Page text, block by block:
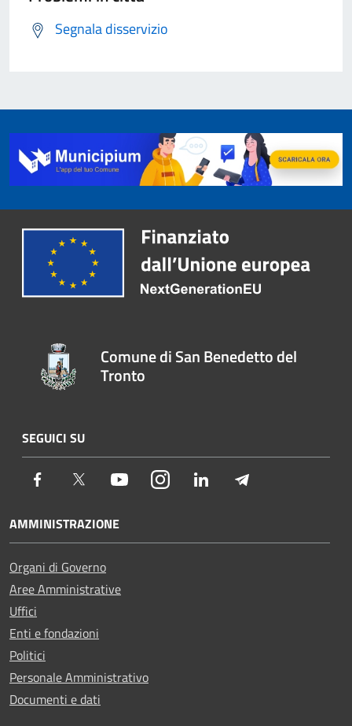
Segnala disservizio
Comune di San Benedetto del
Tronto
SEGUICI SU
Facebook Twitter YoutubeInstagramLinkedIn
AMMINISTRAZIONE
Organi di Governo
Aree Amministrative
Uffici
Enti e fondazioni
Politici
Personale Amministrativo
Documenti e dati